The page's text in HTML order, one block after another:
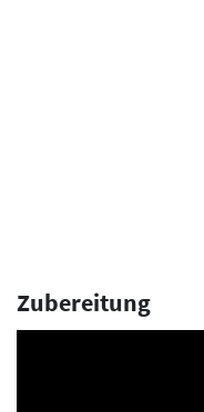
Zubereitung